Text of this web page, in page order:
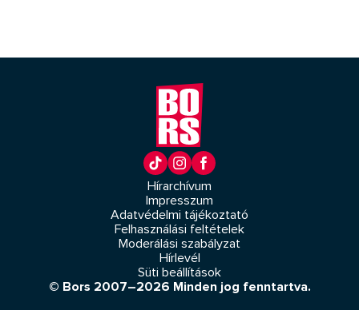
Hírarchívum
Impresszum
Adatvédelmi tájékoztató
Felhasználási feltételek
Moderálási szabályzat
Hírlevél
Süti beállítások
© Bors 2007–2026 Minden jog fenntartva.